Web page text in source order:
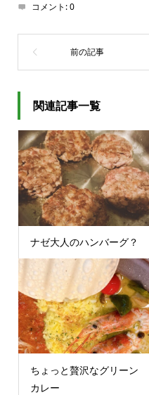
コメント:0
関連記事一覧
ナゼ大人のハンバーグ？
ちょっと贅沢なグリーン
カレー